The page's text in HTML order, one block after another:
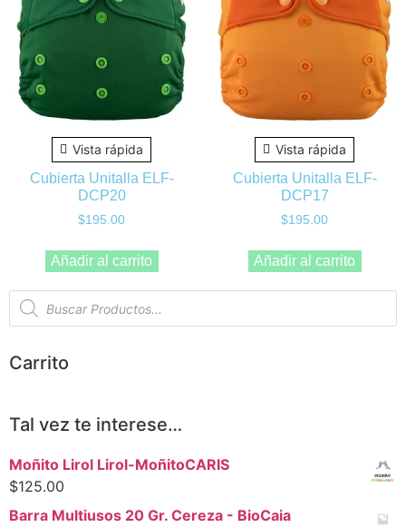
Vista rápida
Cubierta Unitalla ELF-
DCP20
$195.00
Añadir al carrito
Vista rápida
Cubierta Unitalla ELF-
DCP17
$195.00
Añadir al carrito
Carrito
Tal vez te interese…
Moñito Lirol Lirol-MoñitoCARIS
$125.00
Barra Multiusos 20 Gr. Cereza - BioCaia